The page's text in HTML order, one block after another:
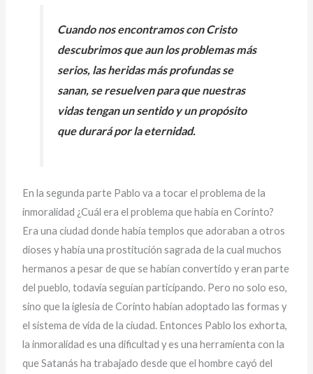
Cuando nos encontramos con Cristo
descubrimos que aun los problemas más
serios, las heridas más profundas se
sanan, se resuelven para que nuestras
vidas tengan un sentido y un propósito
que durará por la eternidad.
En la segunda parte Pablo va a tocar el problema de la
inmoralidad ¿Cuál era el problema que había en Corinto?
Era una ciudad donde había templos que adoraban a otros
dioses y había una prostitución sagrada de la cual muchos
hermanos a pesar de que se habían convertido y eran parte
del pueblo, todavía seguían participando. Pero no solo eso,
sino que la iglesia de Corinto habían adoptado las formas y
el sistema de vida de la ciudad. Entonces Pablo los exhorta,
la inmoralidad es una dificultad y es una herramienta con la
que Satanás ha trabajado desde que el hombre cayó del